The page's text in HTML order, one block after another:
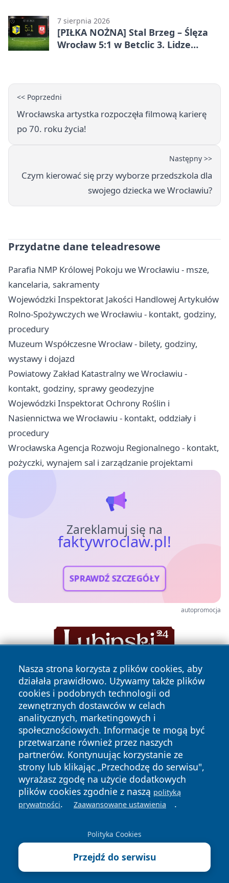
7 sierpnia 2026
[PIŁKA NOŻNA] Stal Brzeg – Ślęza
Wrocław 5:1 w Betclic 3. Lidze
<< Poprzedni
Wrocławska artystka rozpoczęła filmową karierę
po 70. roku życia!
Następny >>
Czym kierować się przy wyborze przedszkola dla
swojego dziecka we Wrocławiu?
Przydatne dane teleadresowe
Parafia NMP Królowej Pokoju we Wrocławiu - msze,
kancelaria, sakramenty
Wojewódzki Inspektorat Jakości Handlowej Artykułów
Rolno-Spożywczych we Wrocławiu - kontakt, godziny,
procedury
Muzeum Współczesne Wrocław - bilety, godziny,
wystawy i dojazd
Powiatowy Zakład Katastralny we Wrocławiu -
kontakt, godziny, sprawy geodezyjne
Wojewódzki Inspektorat Ochrony Roślin i
Nasiennictwa we Wrocławiu - kontakt, oddziały i
procedury
Wrocławska Agencja Rozwoju Regionalnego - kontakt,
pożyczki, wynajem sal i zarządzanie projektami
Zareklamuj się na
faktywroclaw.pl!
SPRAWDŹ SZCZEGÓŁY
autopromocja
Nasza strona korzysta z plików cookies, aby
działała prawidłowo. Używamy także plików
cookies i podobnych technologii od
zewnętrznych dostawców w celach
analitycznych, marketingowych i
społecznościowych. Informacje te mogą być
przetwarzane również przez naszych
partnerów. Kontynuując korzystanie ze
strony lub klikając „Przechodzę do serwisu",
wyrażasz zgodę na użycie dodatkowych
plików cookies zgodnie z naszą polityką
prywatności. Zaawansowane ustawienia .
Polityka Cookies
Przejdź do serwisu
Copyright © 2026 faktywroclaw.pl Wszystkie prawa
zastrzeżone.
News Autorzy
Polityka
Prywatności
Polityka
Cookies